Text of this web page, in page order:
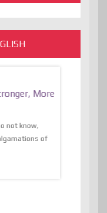
More
not know,
of